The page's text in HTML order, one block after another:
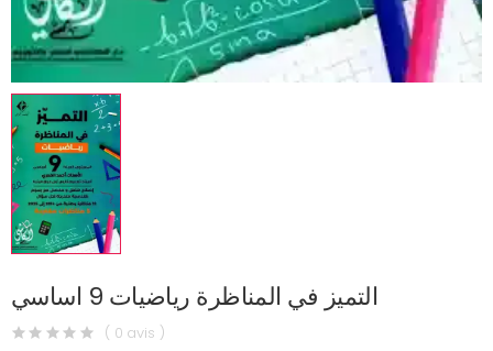
التميز في المناظرة رياضيات 9 اساسي
( 0 avis )